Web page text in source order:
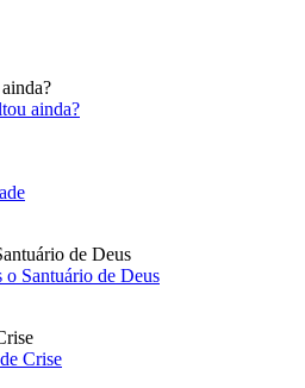
ainda?
o Santuário de Deus
Crise